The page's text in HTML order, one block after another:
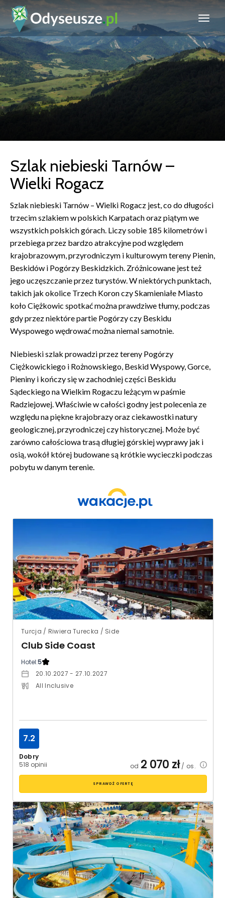
Szlak niebieski Tarnów –
Wielki Rogacz
Szlak niebieski Tarnów – Wielki Rogacz jest, co do długości
trzecim szlakiem w polskich Karpatach oraz piątym we
wszystkich polskich górach. Liczy sobie 185 kilometrów i
przebiega przez bardzo atrakcyjne pod względem
krajobrazowym, przyrodniczym i kulturowym tereny Pienin,
Beskidów i Pogórzy Beskidzkich. Zróżnicowane jest też
jego uczęszczanie przez turystów. W niektórych punktach,
takich jak okolice Trzech Koron czy Skamieniałe Miasto
koło Ciężkowic spotkać można prawdziwe tłumy, podczas
gdy przez niektóre partie Pogórzy czy Beskidu
Wyspowego wędrować można niemal samotnie.
Niebieski szlak prowadzi przez tereny Pogórzy
Ciężkowickiego i Rożnowskiego, Beskid Wyspowy, Gorce,
Pieniny i kończy się w zachodniej części Beskidu
Sądeckiego na Wielkim Rogaczu leżącym w paśmie
Radziejowej. Właściwie w całości godny jest polecenia ze
względu na piękne krajobrazy oraz ciekawostki natury
geologicznej, przyrodniczej czy historycznej. Może być
zarówno całościowa trasą długiej górskiej wyprawy jak i
osią, wokół której budowane są krótkie wycieczki podczas
pobytu w danym terenie.
Turcja / Riwiera Turecka / Side
Club Side Coast
Hotel:5
20.10.2027 - 27.10.2027
All Inclusive
Dobry
518 opinii
7.2
od 2 070 zł/ os.
SPRAWDŹ OFERTĘ